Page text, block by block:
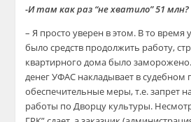
-И там как раз “не хватило” 51 млн?
– Я просто уверен в этом. В то время
было средств продолжить работу,
квартирного дома было
денег УФАС накладывает в судебном
обеспечительные меры, т.е. запрет
работы по Дворцу культуры.